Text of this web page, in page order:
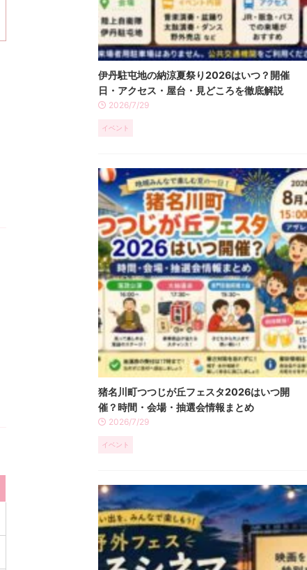
伊丹駐屯地の納涼夏祭り2026はいつ？開催
日・アクセス・屋台・見どころを徹底解説
2026/7/29
イベント
猪名川町つつじが丘フェスタ2026はいつ開
催？時間・会場・抽選会情報まとめ
2026/7/29
イベント